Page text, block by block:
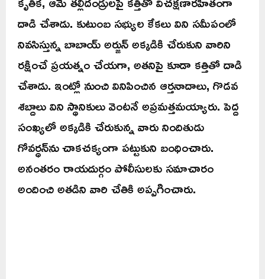
దాడి చేశాడు. కుటుంబ సభ్యుల కేకలు విని సమీపంలో
నివసిస్తున్న బాబాయ్ అర్జున్ అక్కడికి చేరుకుని వారిని
రక్షించే ప్రయత్నం చేయగా, అతనిపై కూడా కత్తితో దాడి
చేశాడు. ఇంట్లో నుంచి వినిపించిన ఆర్తనాదాలు, గొడవ
శబ్దాలు విని స్థానికులు వెంటనే అప్రమత్తమయ్యారు. పెద్ద
సంఖ్యలో అక్కడికి చేరుకున్న వారు నిందితుడు
గోవర్ధన్‌ను చాకచక్యంగా పట్టుకుని బంధించారు.
అనంతరం రాయదుర్గం పోలీసులకు సమాచారం
అందించి అతడిని వారి చేతికి అప్పగించారు.